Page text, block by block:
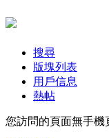
搜尋
版塊列表
用戶信息
熱帖
您訪問的頁面無手機